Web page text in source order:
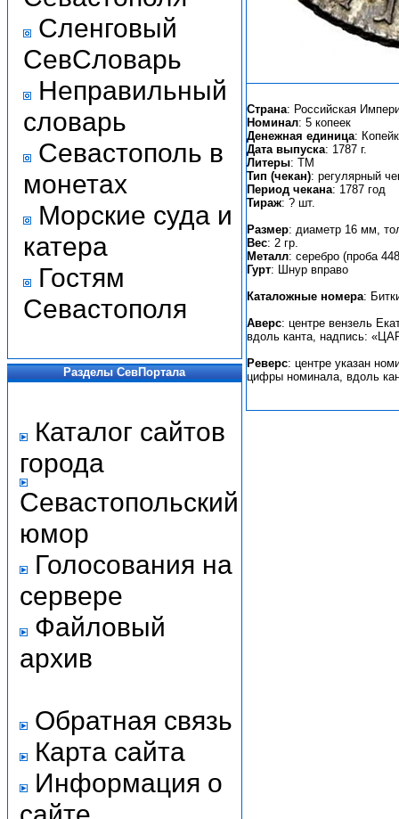
Сленговый
СевСловарь
Неправильный
словарь
Севастополь в
монетах
Морские суда и
катера
Гостям
Севастополя
Разделы СевПортала
Каталог сайтов
города
Севастопольский
юмор
Голосования на
сервере
Файловый
архив
Обратная связь
Карта сайта
Информация о
Страна: Российская
Номинал: 5 копеек
Денежная единица:
Дата выпуска: 1787 г.
Литеры: ТМ
Тип (чекан): регулярный
Период чекана: 1787 год
Тираж: ? шт.
Размер: диаметр 16 мм,
Вес: 2 гр.
Металл: серебро (проба
Гурт: Шнур вправо
Каталожные номера:
Аверс: центре вензель
вдоль канта, надпись:
Реверс: центре указан
цифры номинала, вдоль